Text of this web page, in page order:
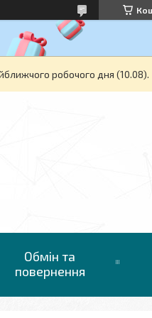
робочого дня (10.08).
Обмін та
повернення